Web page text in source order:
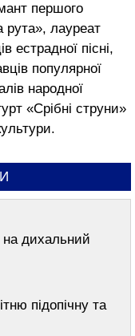
першого
рута», лауреат
естрадної пісні,
популярної
народної
«Срібні струни»
дихальний
підопічну та